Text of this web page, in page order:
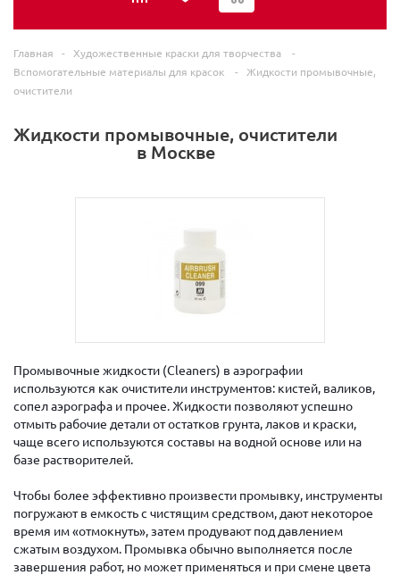
Главная - Художественные краски для творчества
-
Вспомогательные материалы для красок
-
Жидкости промывочные,
очистители
Жидкости промывочные, очистители
в Москве
Промывочные жидкости (Cleaners) в аэрографии
используются как очистители инструментов: кистей, валиков,
сопел аэрографа и прочее. Жидкости позволяют успешно
отмыть рабочие детали от остатков грунта, лаков и краски,
чаще всего используются составы на водной основе или на
базе растворителей.
Чтобы более эффективно произвести промывку, инструменты
погружают в емкость с чистящим средством, дают некоторое
время им «отмокнуть», затем продувают под давлением
сжатым воздухом. Промывка обычно выполняется после
завершения работ, но может применяться и при смене цвета